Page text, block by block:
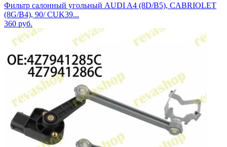
Фильтр салонный угольный AUDI A4 (8D/B5), CABRIOLET
(8G/B4), 90/ CUK39...
360 руб.